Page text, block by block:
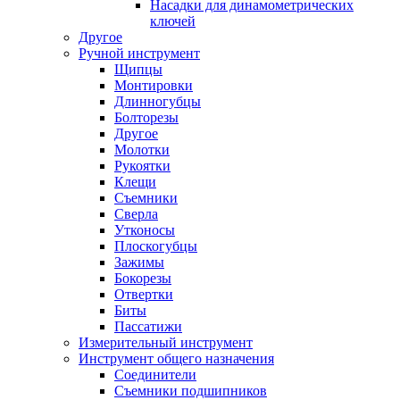
Насадки для динамометрических
ключей
Другое
Ручной инструмент
Щипцы
Монтировки
Длинногубцы
Болторезы
Другое
Молотки
Рукоятки
Клещи
Съемники
Сверла
Утконосы
Плоскогубцы
Зажимы
Бокорезы
Отвертки
Биты
Пассатижи
Измерительный инструмент
Инструмент общего назначения
Соединители
Съемники подшипников